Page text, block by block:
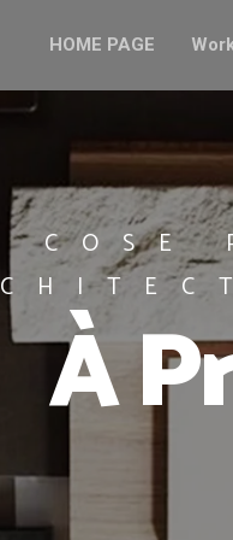
HOME PAGE
COSE
À